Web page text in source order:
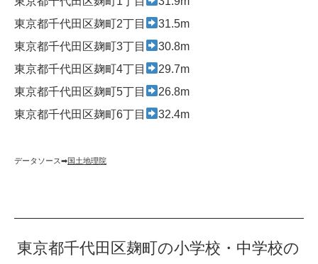
東京都千代田区麹町2丁目
31.5m
東京都千代田区麹町3丁目
30.8m
東京都千代田区麹町4丁目
29.7m
東京都千代田区麹町5丁目
26.8m
東京都千代田区麹町6丁目
32.4m
データソース➡︎国土地理院
東京都千代田区麹町の小学校・中学校の